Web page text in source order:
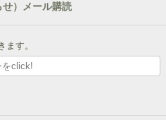
）メール購読
す。